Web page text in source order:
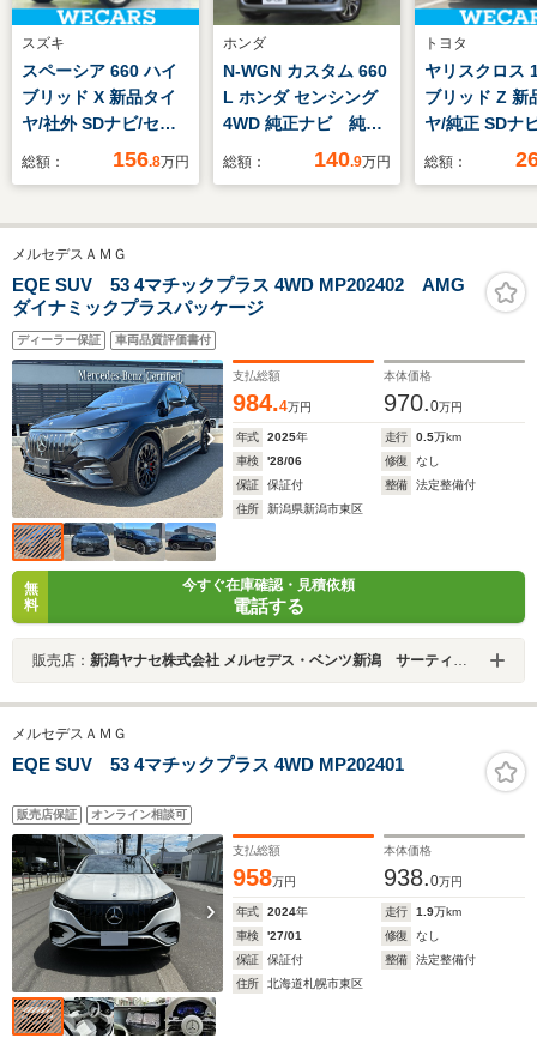
スズキ
スペーシア 660 ハイ
ブリッド X 新品タイ
ヤ/社外 SDナビ/セー
フティサポート(スズ
運転席/ヘッドランプ
LED/Bluetooth接
続/ETC/EBD付ABS/横
滑り防止装置
総額： 156.8万円
ホンダ
N-WGN カスタム 660
L ホンダ センシング
4WD 純正ナビ 純正
エンスタ リアカメ
総額： 140.9万円
トヨタ
ヤリスクロス
ブリッド Z 新
ヤ/純正 SDナ
安全装置/シー
ーフレザー/ヘ
ABS/横滑り防
アイドリング
総額：
メルセデスＡＭＧ
EQE SUV 53 4マチックプラス 4WD MP202402 AMG
ダイナミックプラスパッケージ
ディーラー保証 車両品質評価書付
支払総額
984.4万円
本体価格
970.0万円
年式 2025年 走行 0.5万km
車検
'28/06 修復
なし
保証
保証付 整備
法定整備付
住所
新潟県新潟市東区
無
料
今すぐ在庫確認・見積依頼
電話する
販売店： 新潟ヤナセ株式会社 メルセデス・ベンツ新潟 サーティファイドカーセンター
メルセデスＡＭＧ
EQE SUV 53 4マチックプラス 4WD MP202401
販売店保証 オンライン相談可
支払総額
958万円
本体価格
938.0万円
年式 2024年 走行 1.9万km
車検
'27/01 修復
なし
保証
保証付 整備
法定整備付
住所
北海道札幌市東区